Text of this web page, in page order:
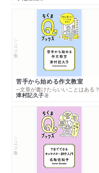
シリーズ・全集
苦手から始める作文教室
─文章が書けたらいいことはある？
津村記久子著
シリーズ・全集